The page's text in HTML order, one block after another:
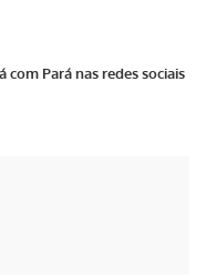
com Pará nas redes sociais